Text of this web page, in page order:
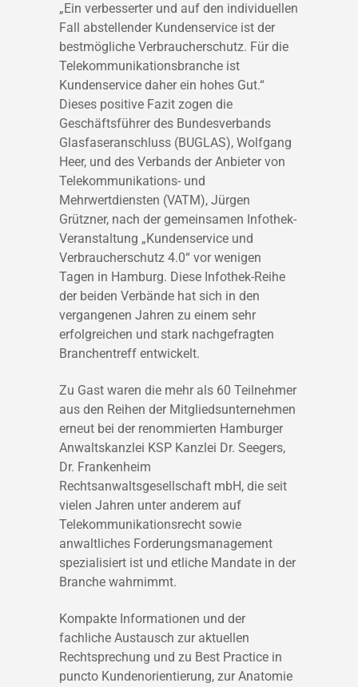
„Ein verbesserter und auf den individuellen
Fall abstellender Kundenservice ist der
bestmögliche Verbraucherschutz. Für die
Telekommunikationsbranche ist
Kundenservice daher ein hohes Gut.“
Dieses positive Fazit zogen die
Geschäftsführer des Bundesverbands
Glasfaseranschluss (BUGLAS), Wolfgang
Heer, und des Verbands der Anbieter von
Telekommunikations- und
Mehrwertdiensten (VATM), Jürgen
Grützner, nach der gemeinsamen Infothek-
Veranstaltung „Kundenservice und
Verbraucherschutz 4.0“ vor wenigen
Tagen in Hamburg. Diese Infothek-Reihe
der beiden Verbände hat sich in den
vergangenen Jahren zu einem sehr
erfolgreichen und stark nachgefragten
Branchentreff entwickelt.
Zu Gast waren die mehr als 60 Teilnehmer
aus den Reihen der Mitgliedsunternehmen
erneut bei der renommierten Hamburger
Anwaltskanzlei KSP Kanzlei Dr. Seegers,
Dr. Frankenheim
Rechtsanwaltsgesellschaft mbH, die seit
vielen Jahren unter anderem auf
Telekommunikationsrecht sowie
anwaltliches Forderungsmanagement
spezialisiert ist und etliche Mandate in der
Branche wahrnimmt.
Kompakte Informationen und der
fachliche Austausch zur aktuellen
Rechtsprechung und zu Best Practice in
puncto Kundenorientierung, zur Anatomie